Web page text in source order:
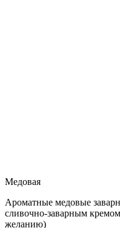
Медовая
Ароматные медовые
сливочно-заварным
желанию)